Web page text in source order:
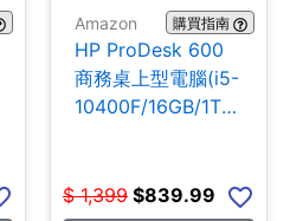
Amazon 購買指南
HP ProDesk 600
商務桌上型電腦(i5-
10400F/16GB/1TB
$ 1,399 $839.99